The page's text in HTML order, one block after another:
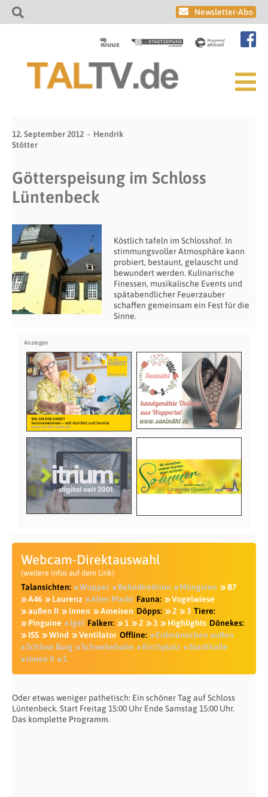
Newsletter-Abo
12. September 2012
Hendrik
Stötter
Götterspeisung im Schloss
Lüntenbeck
Köstlich tafeln im Schlosshof. In
stimmungsvoller Atmosphäre kann
probiert, bestaunt, gelauscht und
bewundert werden. Kulinarische
Finessen, musikalische Events und
spätabendlicher Feuerzauber
schaffen gemeinsam ein Fest für die
Sinne.
Webcam-Direktauswahl
(weitere Infos auf dem Link)
Talansichten: Wupper Bahndirektion Müngsten
B7
A46
Laurenz Alter Markt Fauna:
Vogelwiese
außen II
innen Ameisen Döpps: 2 3 Tiere:
Pinguine
Igel Falken: 1 2 3 Highlights Dönekes:
ISS
Wind Ventilator Offline:
Erdmännchen außen
Schloss Burg
Schwebebahn Kirchplatz
Stadthalle
innen II
1
Oder etwas weniger pathetisch: Ein schöner Tag auf Schloss
Lüntenbeck. Start Freitag 15:00 Uhr Ende Samstag 15:00 Uhr.
Das komplette Programm.